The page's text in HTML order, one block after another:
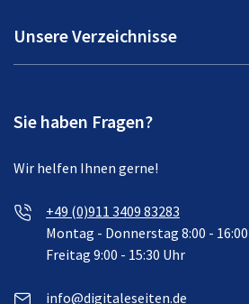
Unsere Verzeichnisse
Sie haben Fragen?
Wir helfen Ihnen gerne!
+49 (0)911 3409 83283
Montag - Donnerstag 8:00 -
Freitag 9:00 - 15:30 Uhr
info@digitaleseiten.de